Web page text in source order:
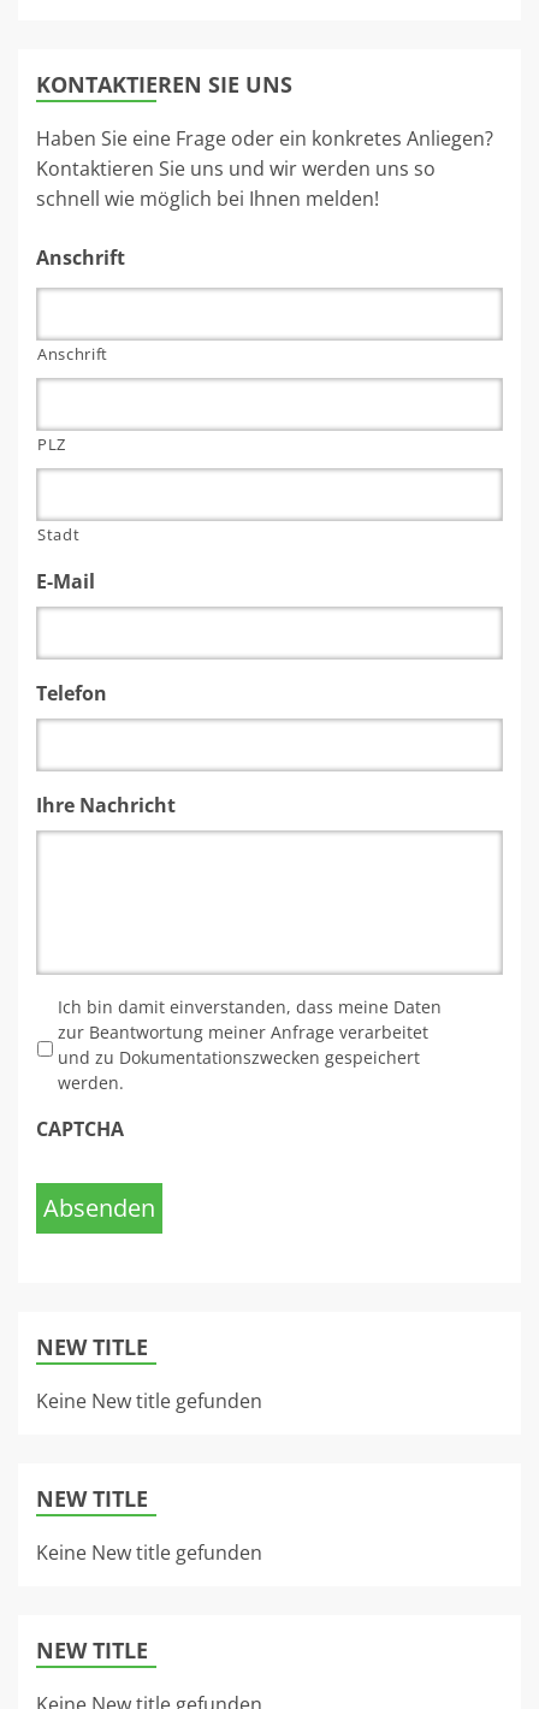
KONTAKTIEREN SIE UNS
Haben Sie eine Frage oder ein konkretes Anliegen?
Kontaktieren Sie uns und wir werden uns so
schnell wie möglich bei Ihnen melden!
Anschrift
Anschrift
PLZ
Stadt
E-Mail
Telefon
Ihre Nachricht
Ich bin damit einverstanden, dass meine Daten
zur Beantwortung meiner Anfrage verarbeitet
und zu Dokumentationszwecken gespeichert
werden.
CAPTCHA
Absenden
NEW TITLE
Keine New title gefunden
NEW TITLE
Keine New title gefunden
NEW TITLE